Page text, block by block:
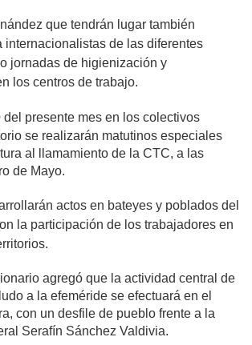
que tendrán lugar también
internacionalistas de las diferentes
jornadas de higienización y
los centros de trabajo.
del presente mesen los colectivos
se realizarán matutinos especiales
al llamamiento de la CTC, a las
de Mayo.
actos en bateyes y poblados del
la participación de los trabajadores en
agregó que la actividad central de
a la efeméride se efectuará en el
con un desfile de pueblo frente a la
Serafín Sánchez Valdivia.